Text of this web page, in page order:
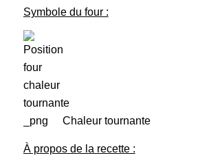
Symbole du four :
Chaleur tournante
À propos de la recette :